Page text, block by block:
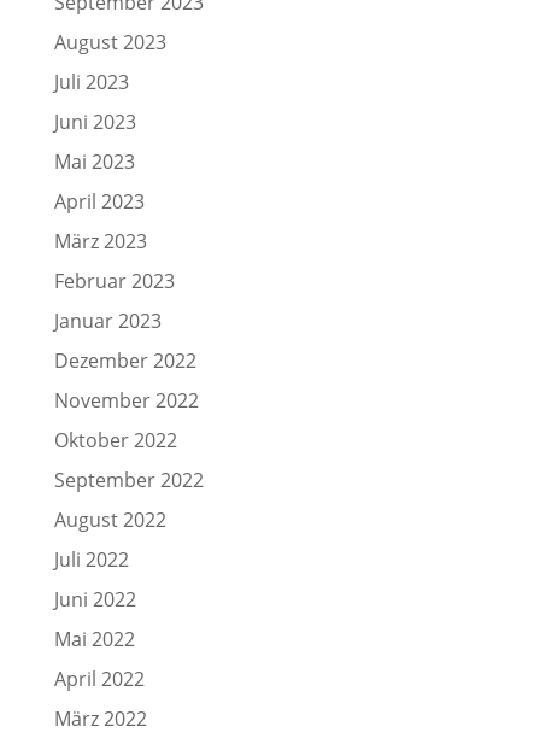
August 2023
Juli 2023
Juni 2023
Mai 2023
April 2023
März 2023
Februar 2023
Januar 2023
Dezember 2022
November 2022
Oktober 2022
September 2022
August 2022
Juli 2022
Juni 2022
Mai 2022
April 2022
März 2022